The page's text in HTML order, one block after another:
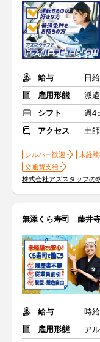
給与
日
雇用形態
派
シフト
週4
アクセス
土
シルバー歓迎 未経
交通費支給
株式会社アズスタッフの
無添くら寿司 藤井
給与
時
雇用形態
ア